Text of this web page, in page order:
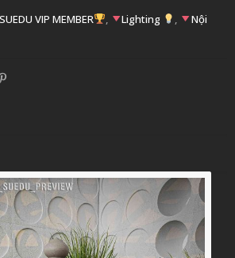
VIP MEMBER , Lighting ,
Nội